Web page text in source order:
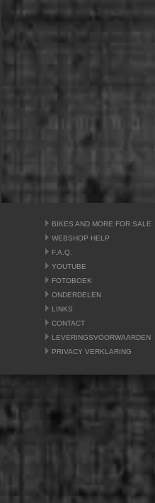
BIKES AND MORE FOR SALE
WEBSHOP HELP
F.A.Q.
YOUTUBE
FOTOBOEK
ONDERDELEN
LINKS
CONTACT
LEVERINGSVOORWAARDEN
PRIVACY VERKLARING